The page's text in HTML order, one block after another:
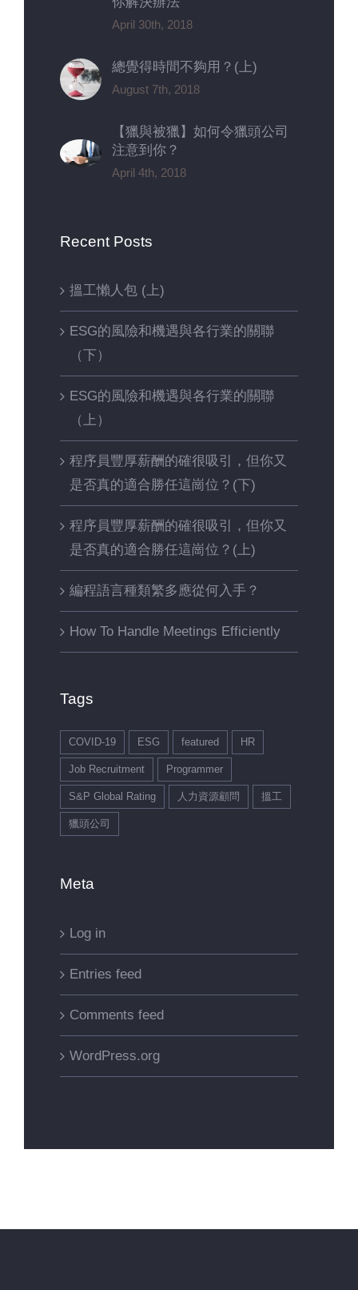
April 30th, 2018
總覺得時間不夠用？(上)
August 7th, 2018
【獵與被獵】如何令獵頭公司
注意到你？
April 4th, 2018
Recent Posts
搵工懶人包 (上)
ESG的風險和機遇與各行業的關聯
（下）
ESG的風險和機遇與各行業的關聯
（上）
程序員豐厚薪酬的確很吸引，但你又
是否真的適合勝任這崗位？(下)
程序員豐厚薪酬的確很吸引，但你又
是否真的適合勝任這崗位？(上)
編程語言種類繁多應從何入手？
How To Handle Meetings Efficiently
Tags
COVID-19 ESG featured HR
Job Recruitment Programmer
S&P Global Rating 人力資源顧問 搵工
獵頭公司
Meta
Log in
Entries feed
Comments feed
WordPress.org